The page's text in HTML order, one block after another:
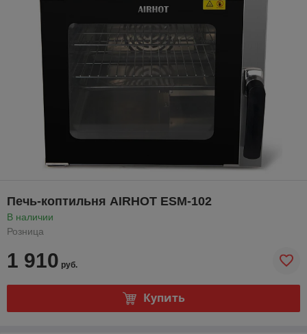
Печь-коптильня AIRHOT ESM-102
В наличии
Розница
1 910 руб.
Купить